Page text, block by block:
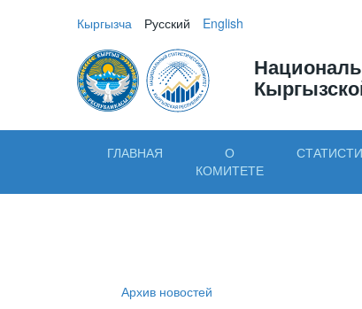
Кыргызча Русский English
ГЛАВНАЯ
О
КОМИТЕТЕ
Архив новостей